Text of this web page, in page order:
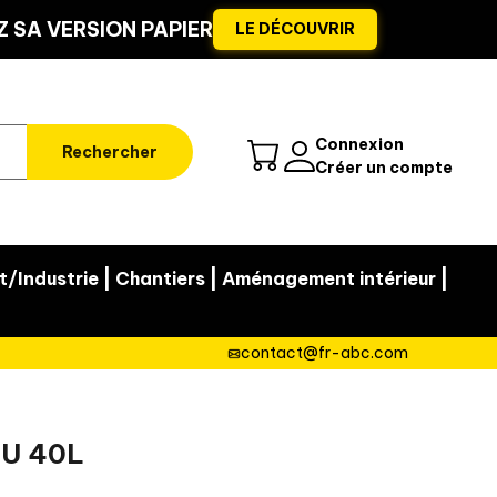
VERSION PAPIER LE DÉCOUVRIR
Rechercher
Connexion
Créer un compte
Industrie Chantiers Aménagement intérieur
contact@fr-abc.com
40L